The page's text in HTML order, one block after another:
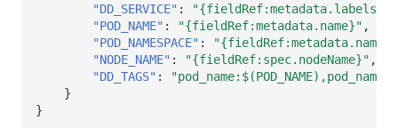
"DD_SERVICE" :
"POD_NAME" : "{fieldRef:metadata.name}" ,
"POD_NAMESPACE" :
"NODE_NAME" : "{fieldRef:spec.nodeName}" ,
"DD_TAGS" :
}
}